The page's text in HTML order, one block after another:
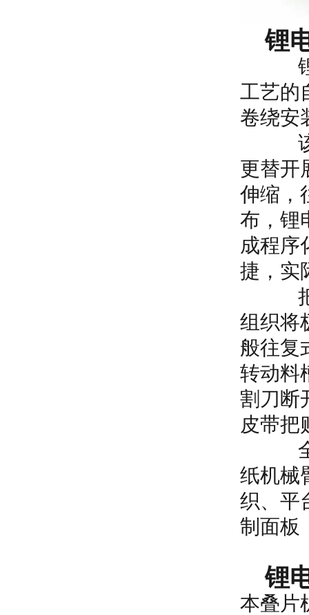
锂
锂电
工艺的
卷绕安
该设
更替开
伸缩，
布，锂
成程序
捷，实
把膜
组织将
般往复
转动料
割刀断
皮带把
全自
纸机械
织、平
制面板
锂
本叠片